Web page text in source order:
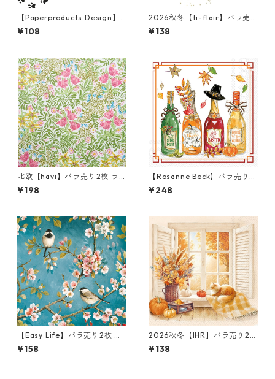
【Paperproducts Design】
バラ売り2枚 カクテルサイズ
ペーパーナプキン Atelier Cha
¥108
2026秋冬【ti-flair】バラ売
り2枚 ランチサイズ ペーパー
ナプキン Christmas Candle
¥138
北欧【havi】バラ売り2枚 ラ
ンチサイズ ペーパーナプキン
Bower グリーン William Mor
¥198
【Rosanne Beck】バラ売り2
枚 カクテルサイズ ペーパーナ
プキン Fall Bottles ホワイト
¥248
【Easy Life】バラ売り2枚 ラ
ンチサイズ ペーパーナプキン
BLOSSOM ブルー
¥158
2026秋冬【IHR】バラ売り2枚
ランチサイズ ペーパーナプキ
ン Cozy Fall View クリーム
¥138